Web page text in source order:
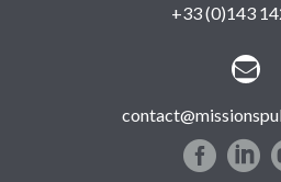
+33 (0)143

